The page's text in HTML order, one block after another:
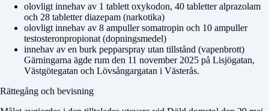
olovligt innehav av 1 tablett oxykodon, 40 tabletter alprazolam
och 28 tabletter diazepam (narkotika)
olovligt innehav av 8 ampuller somatropin och 10 ampuller
testosteronpropionat (dopningsmedel)
innehav av en burk pepparspray utan tillstånd (vapenbrott)
Gärningarna ägde rum den 11 november 2025 på Lisjögatan,
Västgötegatan och Lövsångargatan i Västerås.
Rättegång och bevisning